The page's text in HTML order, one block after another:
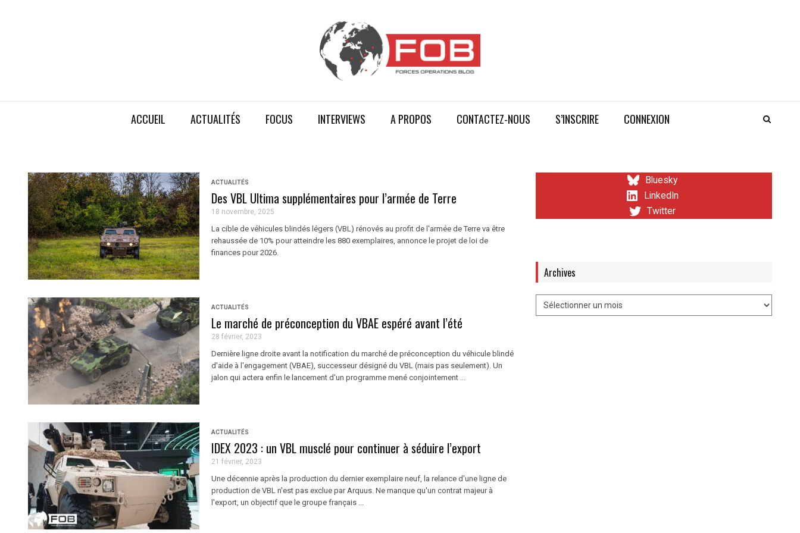
ACCUEIL ACTUALITÉS FOCUS INTERVIEWS A PROPOS CONTACTEZ-NOUS S’INSCRIRE CONNEXION
ACTUALITÉS
Des VBL Ultima supplémentaires pour l’armée de Terre
18 novembre, 2025
La cible de véhicules blindés légers (VBL) rénovés au profit de l'armée de Terre va être
rehaussée de 10% pour atteindre les 880 exemplaires, annonce le projet de loi de
finances pour 2026.
ACTUALITÉS
Le marché de préconception du VBAE espéré avant l’été
28 février, 2023
Dernière ligne droite avant la notification du marché de préconception du véhicule blindé
d'aide à l'engagement (VBAE), successeur désigné du VBL (mais pas seulement). Un
jalon qui actera enfin le lancement d'un programme mené conjointement ...
ACTUALITÉS
IDEX 2023 : un VBL musclé pour continuer à séduire l’export
21 février, 2023
Une décennie après la production du dernier exemplaire neuf, la relance d'une ligne de
production de VBL n'est pas exclue par Arquus. Ne manque qu'un contrat majeur à
l'export, un objectif que le groupe français ...
Bluesky
LinkedIn
Twitter
Archives